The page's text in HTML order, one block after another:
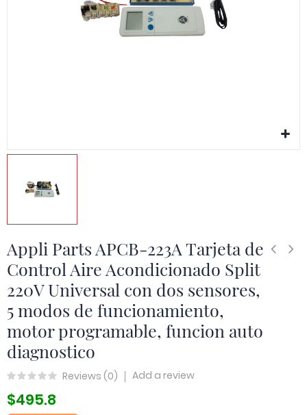
Appli Parts APCB-223A Tarjeta de
Control Aire Acondicionado Split
220V Universal con dos sensores,
5 modos de funcionamiento,
motor programable, funcion auto
diagnostico
Reviews (0) Add a review
$495.8